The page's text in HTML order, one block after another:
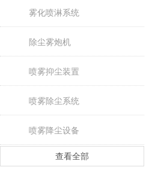
雾化喷淋系统
除尘雾炮机
喷雾抑尘装置
喷雾除尘系统
喷雾降尘设备
查看全部